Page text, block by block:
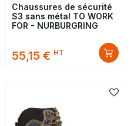
Chaussures de sécurité
S3 sans métal TO WORK
FOR - NURBURGRING
55,15 € HT